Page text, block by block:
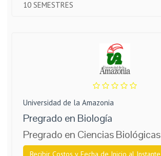
10 SEMESTRES
Universidad de la Amazonia
Pregrado en Biología
Pregrado en Ciencias Biológicas
Recibir Costos y Fecha de Inicio al Instante